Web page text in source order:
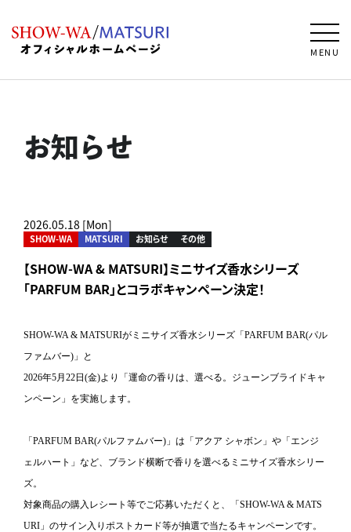
MENU
お知らせ
2026.05.18 [Mon]
SHOW-WA MATSURI お知らせ その他
【SHOW-WA & MATSURI】ミニサイズ香水シリーズ
「PARFUM BAR」とコラボキャンペーン決定！
SHOW-WA & MATSURIが ミニサイズ香水シリーズ「PARFUM BAR(パル
ファムバー)」と
2026年5月22日(金)より「運命の香りは、選べる。ジューンブライドキャ
ンペーン」を実施します。
「PARFUM BAR(パルファムバー)」は 「アクア シャボン」や「エンジ
ェルハート」など、 ブランド横断で香りを選べるミニサイズ香水シリー
ズ。
対象商品の購入レシート等でご応募いただくと、「SHOW-WA & MATS
URI」のサイン入りポストカード等が抽選で当たるキャンペーンです。